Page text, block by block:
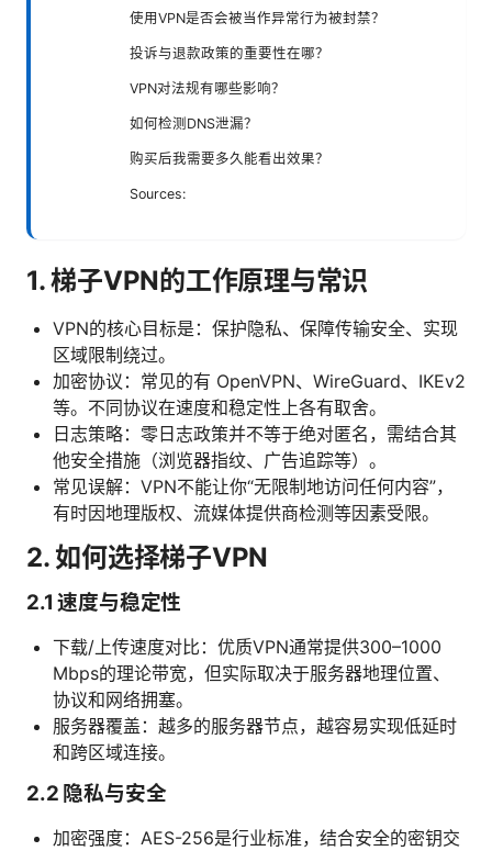
使用VPN是否会被当作异常行为被封禁？
投诉与退款政策的重要性在哪？
VPN对法规有哪些影响？
如何检测DNS泄漏？
购买后我需要多久能看出效果？
Sources:
1. 梯子VPN的工作原理与常识
VPN的核心目标是：保护隐私、保障传输安全、实现
区域限制绕过。
加密协议：常见的有 OpenVPN、WireGuard、IKEv2
等。不同协议在速度和稳定性上各有取舍。
日志策略：零日志政策并不等于绝对匿名，需结合其
他安全措施（浏览器指纹、广告追踪等）。
常见误解：VPN不能让你“无限制地访问任何内容”，
有时因地理版权、流媒体提供商检测等因素受限。
2. 如何选择梯子VPN
2.1 速度与稳定性
下载/上传速度对比：优质VPN通常提供300–1000
Mbps的理论带宽，但实际取决于服务器地理位置、
协议和网络拥塞。
服务器覆盖：越多的服务器节点，越容易实现低延时
和跨区域连接。
2.2 隐私与安全
加密强度：AES-256是行业标准，结合安全的密钥交